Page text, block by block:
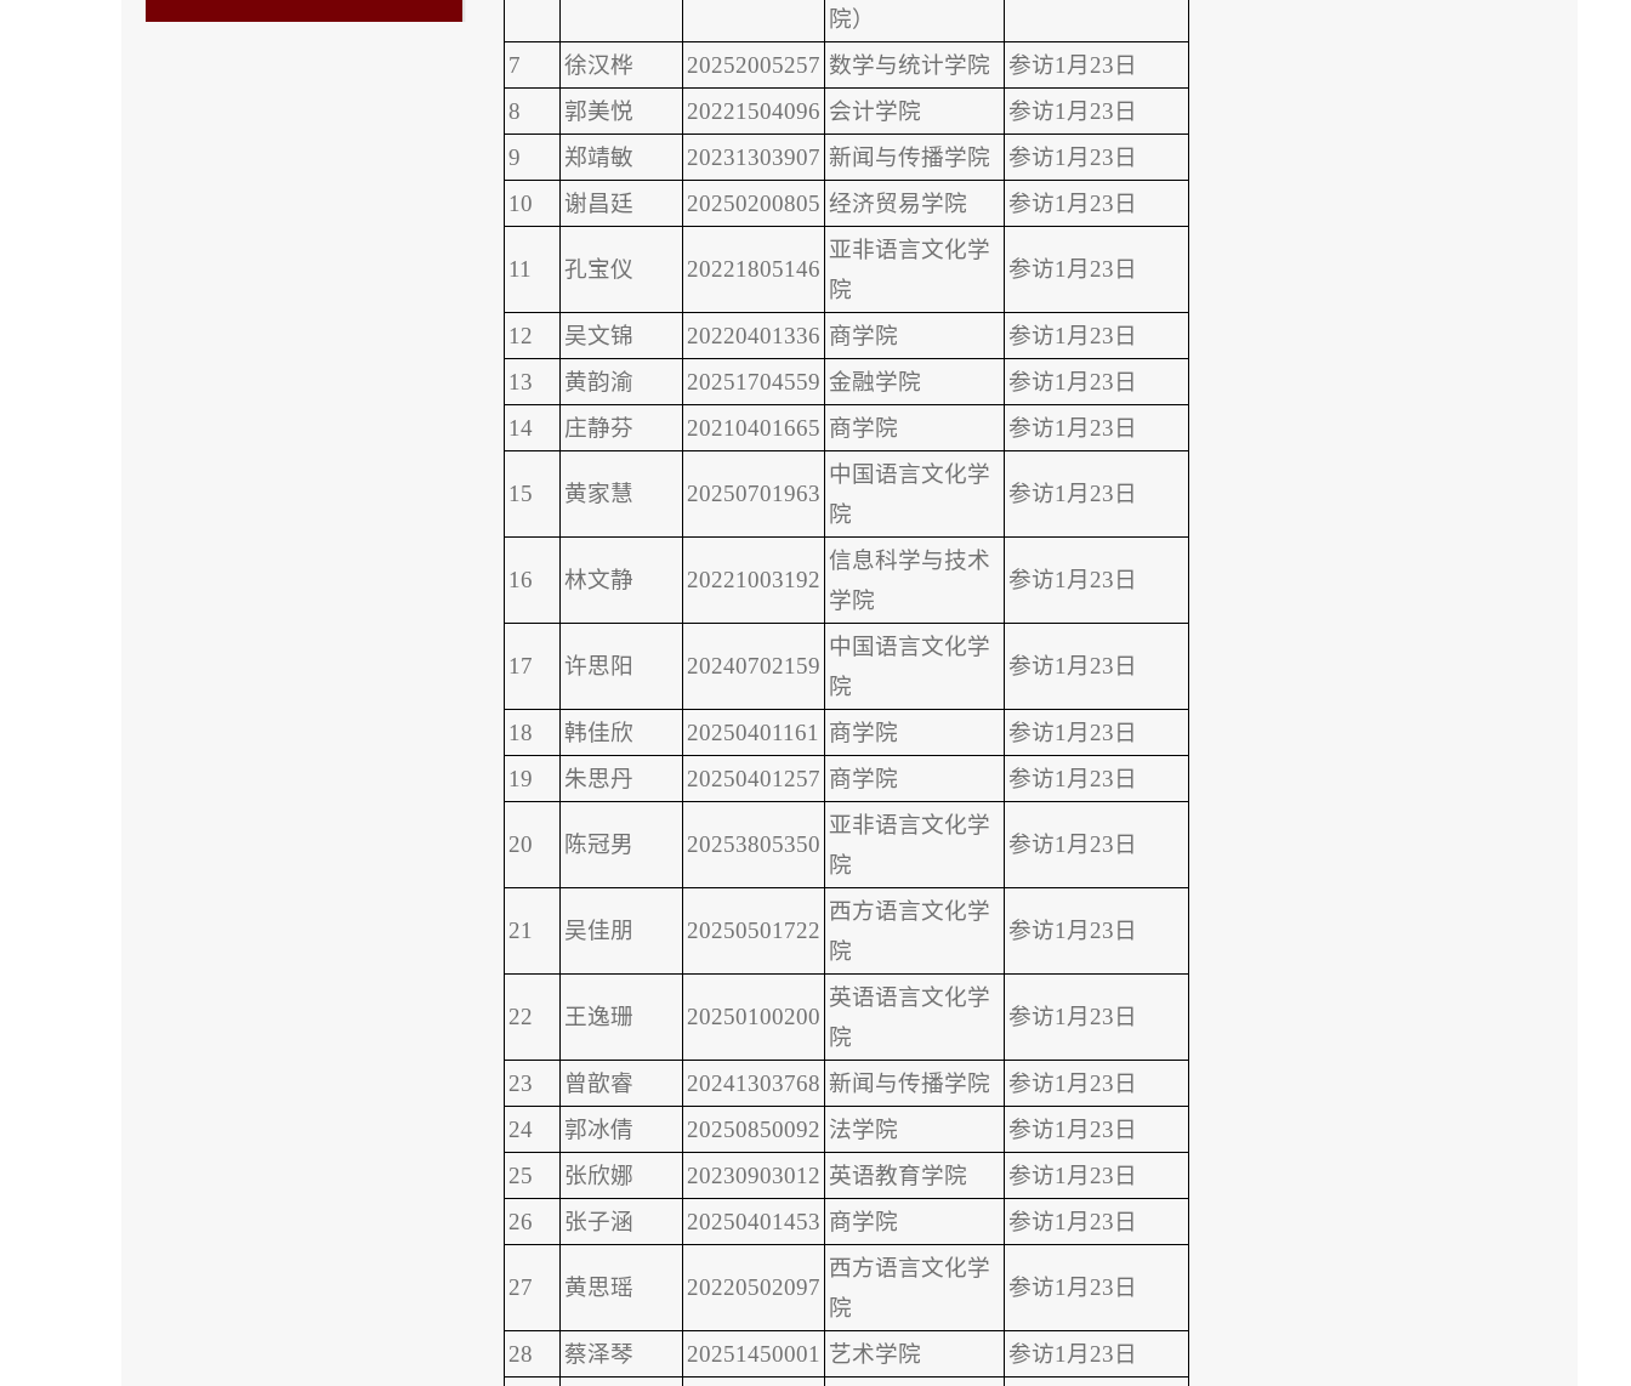
院）
7 徐汉桦 20252005257 数学与统计学院
参访1月23日
8
郭美悦 20221504096 会计学院
参访1月23日
9
郑靖敏 20231303907 新闻与传播学院
参访1月23日
10
谢昌廷 20250200805 经济贸易学院 参访1月23日
11 孔宝仪 20221805146
亚非语言文化学
院
参访1月23日
12 吴文锦 20220401336 商学院
参访1月23日
13
黄韵渝 20251704559 金融学院
参访1月23日
14
庄静芬 20210401665 商学院 参访1月23日
15 黄家慧 20250701963
中国语言文化学
院
参访1月23日
16 林文静 20221003192
信息科学与技术
学院
参访1月23日
17 许思阳 20240702159
中国语言文化学
院
参访1月23日
18 韩佳欣 20250401161 商学院
参访1月23日
19
朱思丹 20250401257 商学院 参访1月23日
20 陈冠男 20253805350
亚非语言文化学
院
参访1月23日
21 吴佳朋 20250501722
西方语言文化学
院
参访1月23日
22 王逸珊 20250100200
英语语言文化学
院
参访1月23日
23 曾歆睿 20241303768 新闻与传播学院
参访1月23日
24
郭冰倩 20250850092 法学院
参访1月23日
25
张欣娜 20230903012 英语教育学院
参访1月23日
26
张子涵 20250401453 商学院 参访1月23日
27 黄思瑶 20220502097
西方语言文化学
院
参访1月23日
28 蔡泽琴 20251450001 艺术学院 参访1月23日